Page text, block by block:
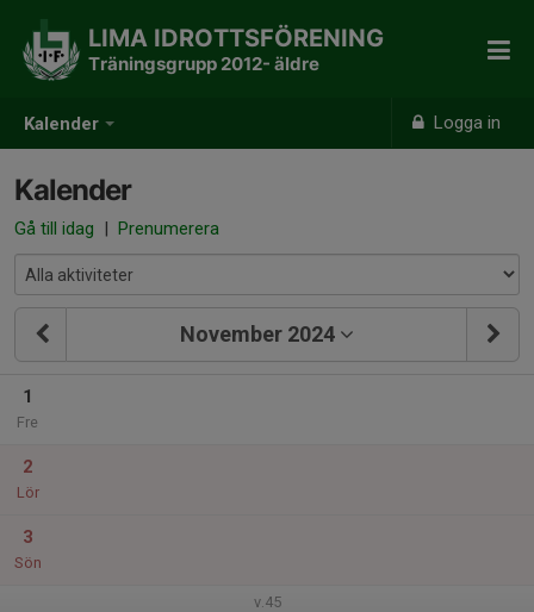
Kalender Logga in
LIMA IDROTTSFÖRENING
Träningsgrupp 2012- äldre
Kalender
Gå till idag | Prenumerera
November 2024
1
Fre
2
Lör
3
Sön
v.45